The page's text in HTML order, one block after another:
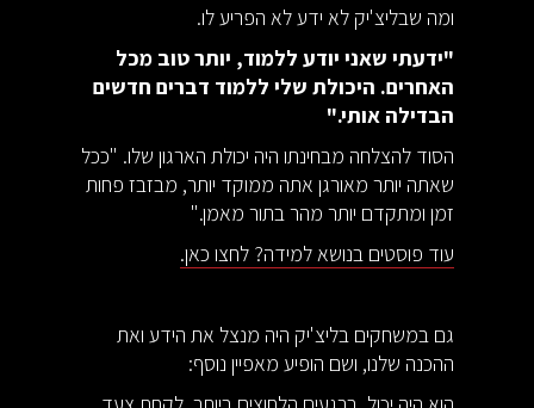
ומה שבליצ'יק לא ידע לא הפריע לו.
"ידעתי שאני יודע ללמוד, יותר טוב מכל
האחרים. היכולת שלי ללמוד דברים חדשים
הבדילה אותי."
הסוד להצלחה מבחינתו היה יכולת הארגון שלו. "ככל
שאתה יותר מאורגן אתה ממוקד יותר, מבזבז פחות
זמן ומתקדם יותר מהר בתור מאמן."
עוד פוסטים בנושא למידה? לחצו כאן.
גם במשחקים בליצ'יק היה מנצל את הידע ואת
ההכנה שלנו, ושם הופיע מאפיין נוסף: